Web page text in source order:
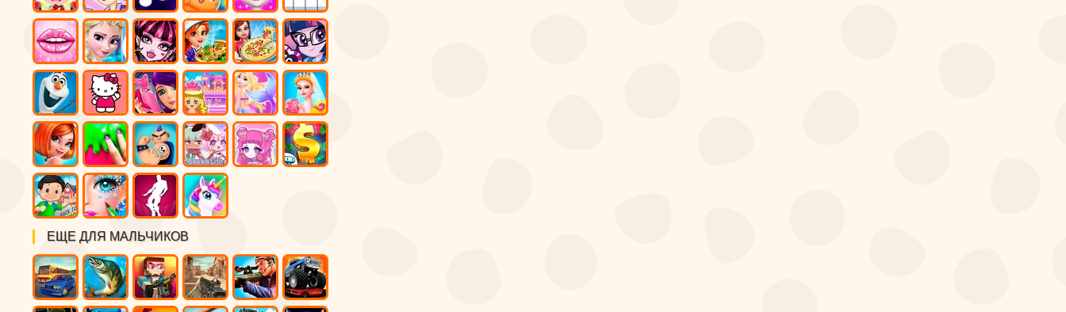
ЕЩЕ ДЛЯ МАЛЬЧИКОВ